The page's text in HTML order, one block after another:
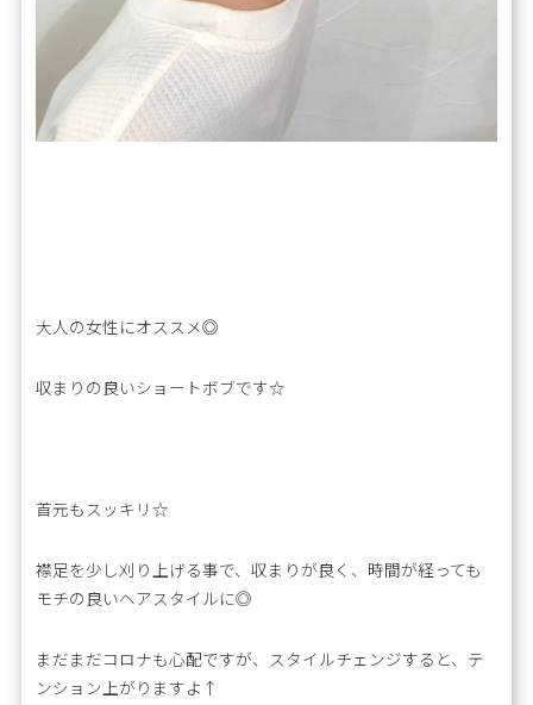
大人の女性にオススメ◎
収まりの良いショートボブです☆
首元もスッキリ☆
襟足を少し刈り上げる事で、収まりが良く、時間が経っても
モチの良いヘアスタイルに◎
まだまだコロナも心配ですが、スタイルチェンジすると、テ
ンション上がりますよ↑